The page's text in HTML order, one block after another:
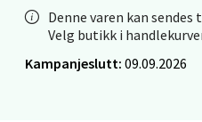
Denne varen kan
Velg butikk i
Kampanjeslutt: 09.09.2026
Molde -